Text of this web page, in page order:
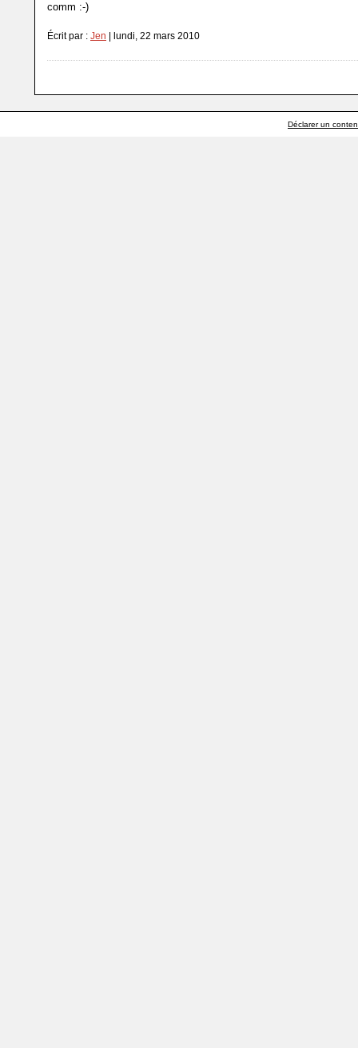
comm :-)
Écrit par : Jen | lundi, 22 mars 2010
Déclarer un